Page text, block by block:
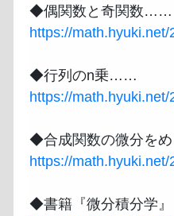
https://math.hyuki.net/
https://
https://